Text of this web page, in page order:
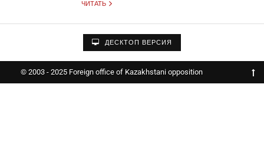
ЧИТАТЬ
ДЕСКТОП ВЕРСИЯ
© 2003 - 2025 Foreign office of Kazakhstani opposition